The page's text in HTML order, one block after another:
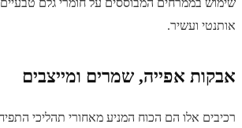
שימוש בממרחים המבוססים על חומרי גלם
אותנטי ועשיר.
אבקות אפייה, שמרים ומייצבים
רכיבים אלו הם הכוח המניע מאחורי תהליכי